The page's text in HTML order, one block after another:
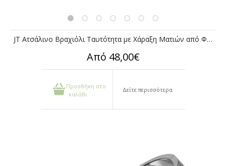
JT Ατσάλινο Βραχιόλι Ταυτότητα με Χάραξη Ματιών από Φωτογραφία
Από 48,00€
Προσθήκη στο
καλάθι
Δείτε περισσότερα